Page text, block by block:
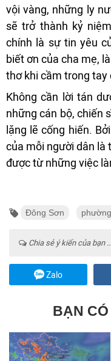
vội vàng, những ly
sẽ trở thành kỷ
chính là sự tin yêu
biết ơn của cha mẹ,
thơ khi cầm trong tay
Không cần lời tán
những cán bộ, chiến
lặng lẽ cống hiến.
của mỗi người dân là
được từ những việc
Đông Sơn phường
Chia sẻ ý kiến của bạn ...
Zalo
BẠN